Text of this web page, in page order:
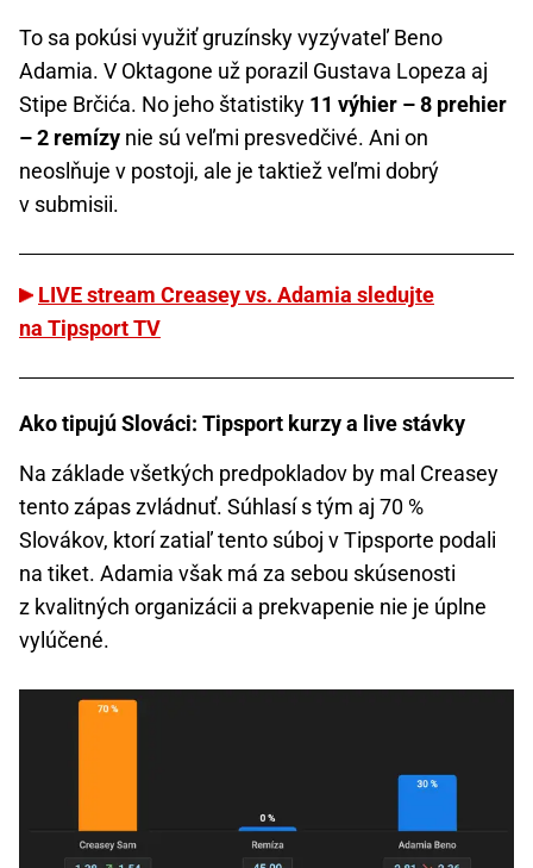
To sa pokúsi využiť gruzínsky vyzývateľ Beno
Adamia. V Oktagone už porazil Gustava Lopeza aj
Stipe Brčića. No jeho štatistiky 11 výhier – 8 prehier
– 2 remízy nie sú veľmi presvedčivé. Ani on
neoslňuje v postoji, ale je taktiež veľmi dobrý
v submisii.
LIVE stream Creasey vs. Adamia sledujte
na Tipsport TV
Ako tipujú Slováci: Tipsport kurzy a live stávky
Na základe všetkých predpokladov by mal Creasey
tento zápas zvládnuť. Súhlasí s tým aj 70 %
Slovákov, ktorí zatiaľ tento súboj v Tipsporte podali
na tiket. Adamia však má za sebou skúsenosti
z kvalitných organizácii a prekvapenie nie je úplne
vylúčené.